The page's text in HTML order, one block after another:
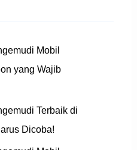
Mobil
yang Wajib
Terbaik di
Dicoba!